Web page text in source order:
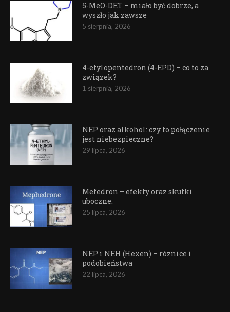
5-MeO-DET – miało być dobrze, a
wyszło jak zawsze
5 sierpnia, 2026
4-etylopentedron (4-EPD) – co to za
związek?
1 sierpnia, 2026
NEP oraz alkohol: czy to połączenie
jest niebezpieczne?
29 lipca, 2026
Mefedron – efekty oraz skutki
uboczne.
25 lipca, 2026
NEP i NEH (Hexen) – róznice i
podobieństwa
22 lipca, 2026